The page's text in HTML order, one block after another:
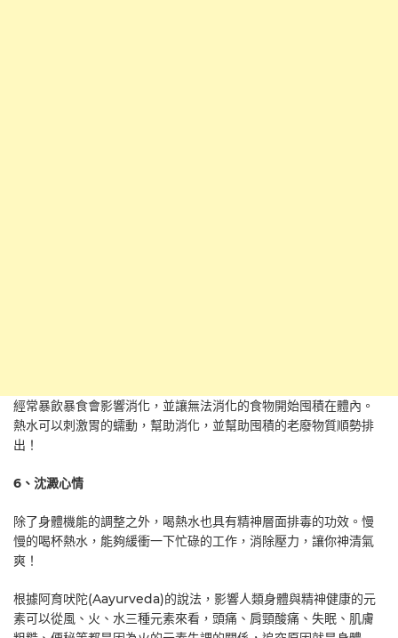
經常暴飲暴食會影響消化，並讓無法消化的食物開始囤積在體內。
熱水可以刺激胃的蠕動，幫助消化，並幫助囤積的老廢物質順勢排
出！
6 、沈澱心情
除了身體機能的調整之外，喝熱水也具有精神層面排毒的功效。慢
慢的喝杯熱水，能夠緩衝一下忙碌的工作，消除壓力，讓你神清氣
爽！
根據阿育吠陀(Aayurveda)的說法，影響人類身體與精神健康的元
素可以從風、火、水三種元素來看，頭痛、肩頸酸痛、失眠、肌膚